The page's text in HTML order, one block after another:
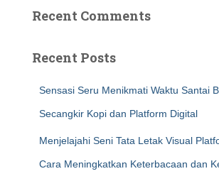
Recent Comments
Recent Posts
Sensasi Seru Menikmati Waktu Santai
Secangkir Kopi dan Platform Digital
Menjelajahi Seni Tata Letak Visual
Cara Meningkatkan Keterbacaan dan